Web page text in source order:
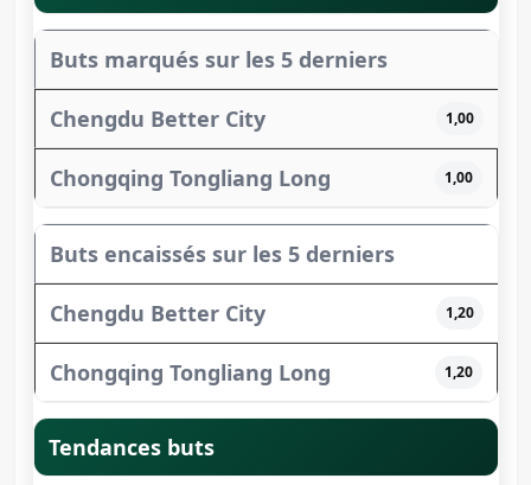
Buts marqués sur les 5 derniers
1,00
1,00
Buts encaissés sur les 5 derniers
1,20
1,20
Tendances buts